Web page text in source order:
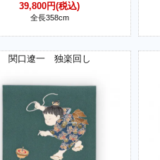
39,800円(税込)
全長358cm
関口遼一 独楽回し